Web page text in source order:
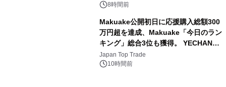
BEYOND POSSIBILITY ―』を上映！
8時間前
Makuake公開初日に応援購入総額300
万円超を達成、Makuake「今日のラン
キング」総合3位も獲得。 YECHAN音
浴シンギングボウル第2弾の大型サイ
ズ（XL・2XL・3XL）を先行販売中
Japan Top Trade
10時間前